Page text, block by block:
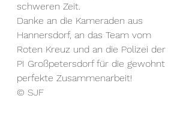
schweren Zeit.
Danke an die Kameraden aus
Hannersdorf, an das Team vom
Roten Kreuz und an die Polizei der
PI Großpetersdorf für die gewohnt
perfekte Zusammenarbeit!
© SJF